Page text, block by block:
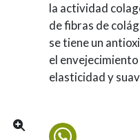
la actividad
de fibras de
se tiene un
el
elasticidad y